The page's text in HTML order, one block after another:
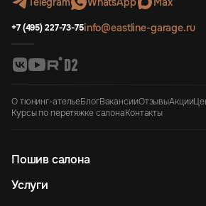
+7 (495) 227-73-75info@eastline-garage.ru
О тюнинг-ательеБлогВакансииОтзывыАкции
Курсы по перетяжке салонаКонтакты
Пошив салона
Услуги